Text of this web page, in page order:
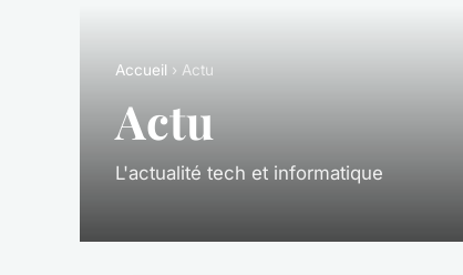
Accueil › Actu
Actu
L'actualité tech et informatique